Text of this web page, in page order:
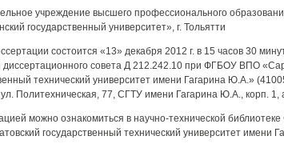
учреждение высшего профессионального
государственный университет», г. Тольятти
состоится «13» декабря 2012 г. в 15 часов 30
диссертационного совета Д 212.242.10 при ФГБОУ ВПО
технический университет имени Гагарина Ю.А.»
ул. Политехническая, 77, СГТУ имени Гагарина Ю.А., корп. 1,
можно ознакомиться в научно-технической
государственный технический университет имени